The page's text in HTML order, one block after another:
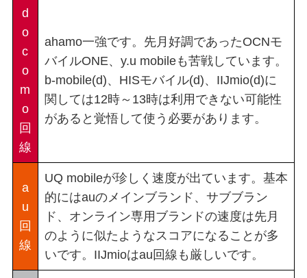
d
o
c
o
m
o
回
線
ahamo一強です。先月好調であったOCNモ
バイルONE、y.u mobileも苦戦しています。
b-mobile(d)、HISモバイル(d)、IIJmio(d)に
関しては12時～13時は利用できない可能性
があると覚悟して使う必要があります。
a
u
回
線
UQ mobileが珍しく速度が出ています。基本
的にはauのメインブランド、サブブラン
ド、オンライン専用ブランドの速度は先月
のように似たようなスコアになることが多
いです。IIJmioはau回線も厳しいです。